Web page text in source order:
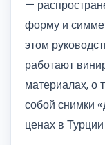
—
форму и
этом
работают
материалах, о
собой снимки
ценах в